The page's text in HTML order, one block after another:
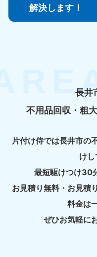
解決します！
長井
不用品回収・粗
片付け侍では長井市の
けし
最短駆けつけ30
お見積り無料・お見積
料金は
ぜひお気軽に